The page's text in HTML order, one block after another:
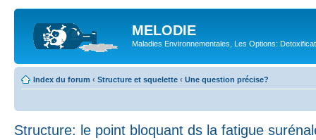
MELODIE
Maladies Environnementales, Les Options:
Index du forum ‹ Structure et squelette ‹ Une question précise?
Structure: le point bloquant ds la fatigue